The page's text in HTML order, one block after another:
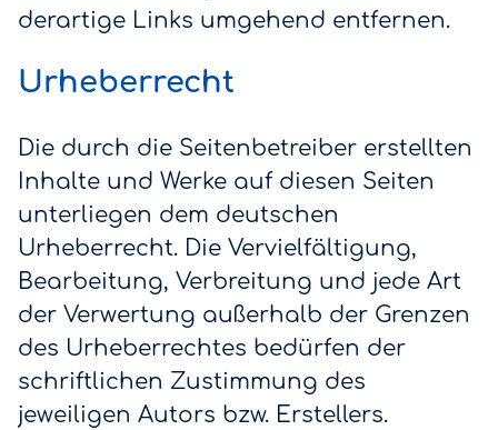
derartige Links umgehend entfernen.
Urheberrecht
Die durch die Seitenbetreiber erstellten
Inhalte und Werke auf diesen Seiten
unterliegen dem deutschen
Urheberrecht. Die Vervielfältigung,
Bearbeitung, Verbreitung und jede Art
der Verwertung außerhalb der Grenzen
des Urheberrechtes bedürfen der
schriftlichen Zustimmung des
jeweiligen Autors bzw. Erstellers.